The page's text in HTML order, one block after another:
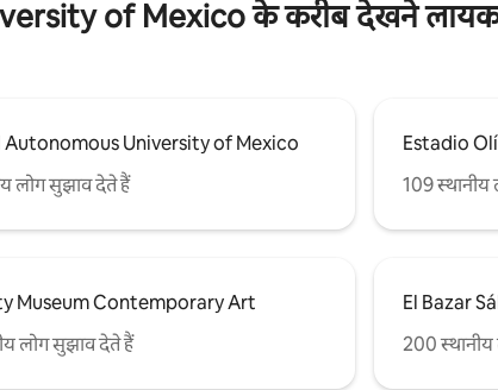
of Mexico के करीब देखने
University of Mexico
लोग सुझाव देते हैं
Estadio
109
Museum Contemporary Art
लोग सुझाव देते हैं
El Bazar
200